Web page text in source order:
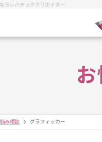
らレバテッククリエイター
み相談 グラフィッカー